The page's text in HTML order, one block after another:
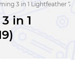
3 in 1 Lightfeather 7D
in 1